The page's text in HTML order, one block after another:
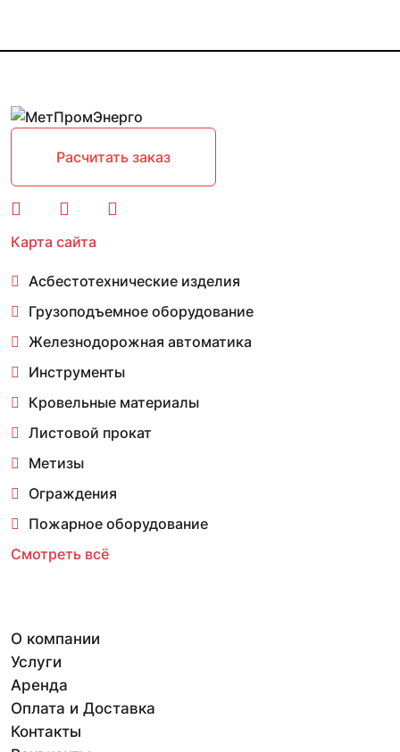
Расчитать заказ
Карта сайта
Асбестотехнические изделия
Грузоподъемное оборудование
Железнодорожная автоматика
Инструменты
Кровельные материалы
Листовой прокат
Метизы
Ограждения
Пожарное оборудование
Смотреть всё
О компании
Услуги
Аренда
Оплата и Доставка
Контакты